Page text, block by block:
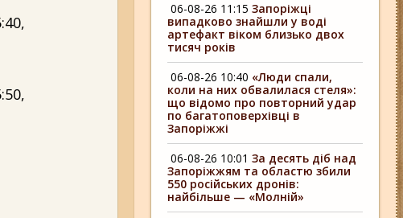
06-08-26 11:15 Запоріжці
випадково знайшли у воді
артефакт віком близько двох
тисяч років
06-08-26 10:40 «Люди спали,
коли на них обвалилася стеля»:
що відомо про повторний удар
по багатоповерхівці в
Запоріжжі
06-08-26 10:01 За десять діб над
Запоріжжям та областю збили
550 російських дронів:
найбільше — «Молній»